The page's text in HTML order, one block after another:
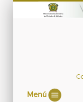
Menú